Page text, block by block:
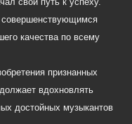
совершенствующимся
качества по всему
признанных
вдохновлять
достойных музыкантов